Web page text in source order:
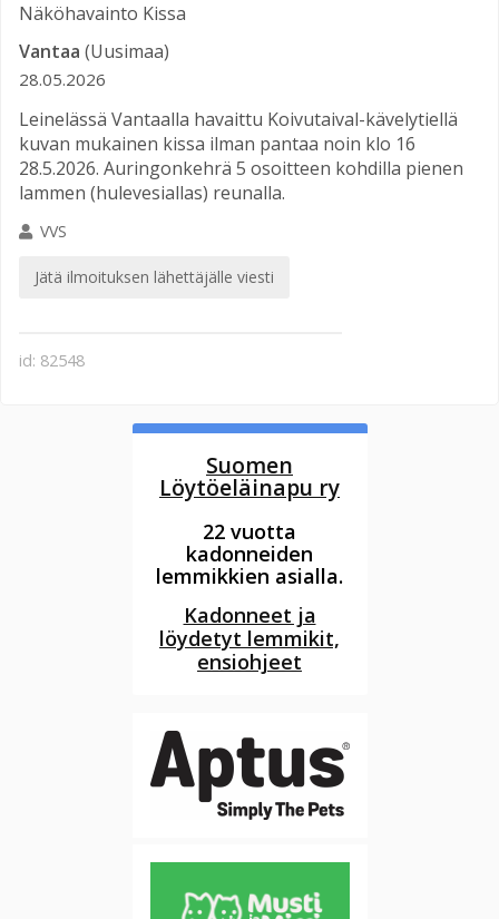
Näköhavainto Kissa
Vantaa (Uusimaa)
28.05.2026
Leinelässä Vantaalla havaittu Koivutaival-kävelytiellä
kuvan mukainen kissa ilman pantaa noin klo 16
28.5.2026. Auringonkehrä 5 osoitteen kohdilla pienen
lammen (hulevesiallas) reunalla.
VVS
Jätä ilmoituksen lähettäjälle viesti
id: 82548
Suomen
Löytöeläinapu ry
22 vuotta
kadonneiden
lemmikkien asialla.
Kadonneet ja
löydetyt lemmikit,
ensiohjeet